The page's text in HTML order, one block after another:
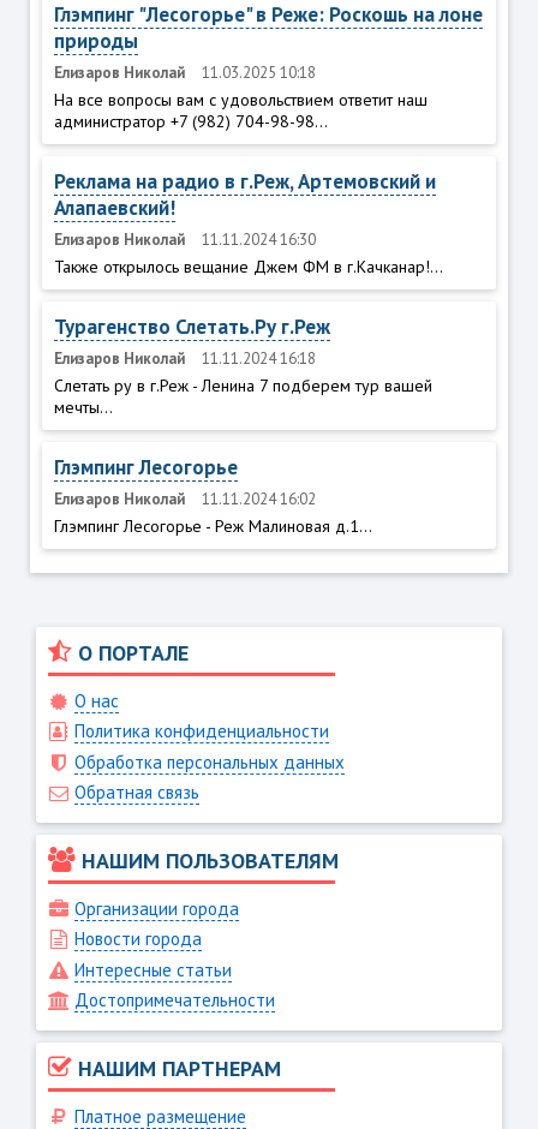
Глэмпинг "Лесогорье" в Реже: Роскошь на лоне
природы
Елизаров Николай 11.03.2025 10:18
На все вопросы вам с удовольствием ответит наш
администратор +7 (982) 704-98-98...
Реклама на радио в г.Реж, Артемовский и
Алапаевский!
Елизаров Николай 11.11.2024 16:30
Также открылось вещание Джем ФМ в г.Качканар!...
Турагенство Слетать.Ру г.Реж
Елизаров Николай 11.11.2024 16:18
Слетать ру в г.Реж - Ленина 7 подберем тур вашей
мечты...
Глэмпинг Лесогорье
Елизаров Николай 11.11.2024 16:02
Глэмпинг Лесогорье - Реж Малиновая д.1...
О ПОРТАЛЕ
О нас
Политика конфиденциальности
Обработка персональных данных
Обратная связь
НАШИМ ПОЛЬЗОВАТЕЛЯМ
Организации города
Новости города
Интересные статьи
Достопримечательности
НАШИМ ПАРТНЕРАМ
Платное размещение